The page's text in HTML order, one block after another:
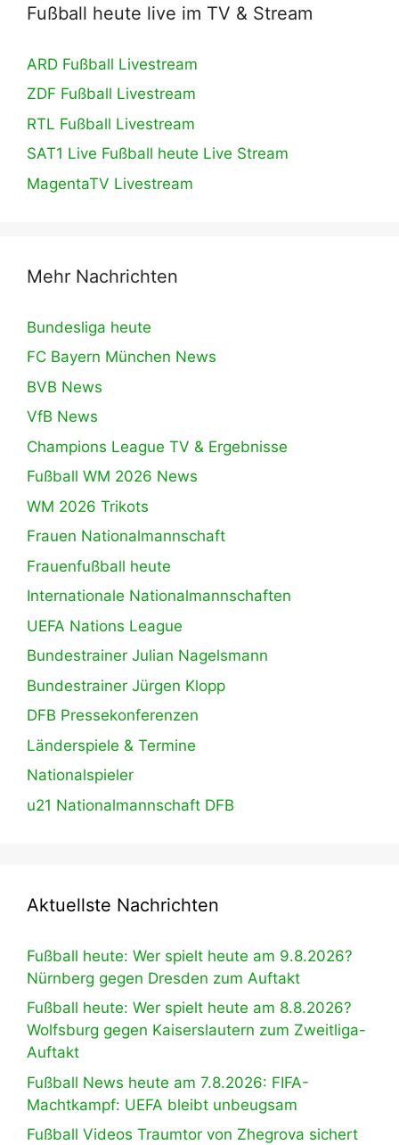
Fußball heute live im TV & Stream
ARD Fußball Livestream
ZDF Fußball Livestream
RTL Fußball Livestream
SAT1 Live Fußball heute Live Stream
MagentaTV Livestream
Mehr Nachrichten
Bundesliga heute
FC Bayern München News
BVB News
VfB News
Champions League TV & Ergebnisse
Fußball WM 2026 News
WM 2026 Trikots
Frauen Nationalmannschaft
Frauenfußball heute
Internationale Nationalmannschaften
UEFA Nations League
Bundestrainer Julian Nagelsmann
Bundestrainer Jürgen Klopp
DFB Pressekonferenzen
Länderspiele & Termine
Nationalspieler
u21 Nationalmannschaft DFB
Aktuellste Nachrichten
Fußball heute: Wer spielt heute am 9.8.2026?
Nürnberg gegen Dresden zum Auftakt
Fußball heute: Wer spielt heute am 8.8.2026?
Wolfsburg gegen Kaiserslautern zum Zweitliga-
Auftakt
Fußball News heute am 7.8.2026: FIFA-
Machtkampf: UEFA bleibt unbeugsam
Fußball Videos Traumtor von Zhegrova sichert